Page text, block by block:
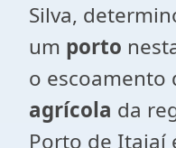
Silva,
um porto
o escoamento
agrícola da
Porto de Itajaí